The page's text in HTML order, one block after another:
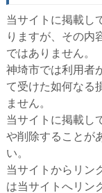
当サイトに掲載し
りますが、その内
ではありません。
神埼市では利用者
て受けた如何なる
ません。
当サイトに掲載し
や削除することが
い。
当サイトからリン
は当サイトへリン